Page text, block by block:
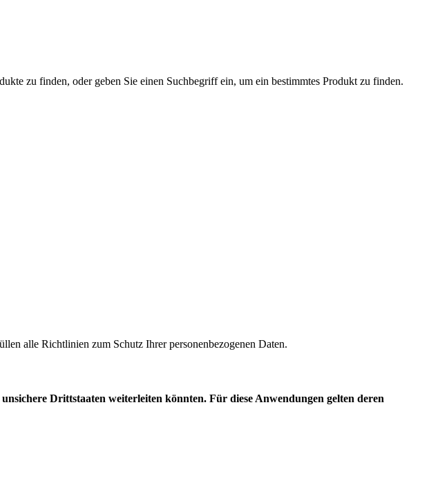
zu finden, oder geben Sie einen Suchbegriff ein, um ein bestimmtes Produkt zu finden.
alle Richtlinien zum Schutz Ihrer personenbezogenen Daten.
Drittstaaten weiterleiten könnten. Für diese Anwendungen gelten deren